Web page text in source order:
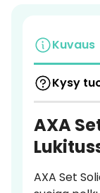
Kuvaus
Kysy
AXA
AXA Set